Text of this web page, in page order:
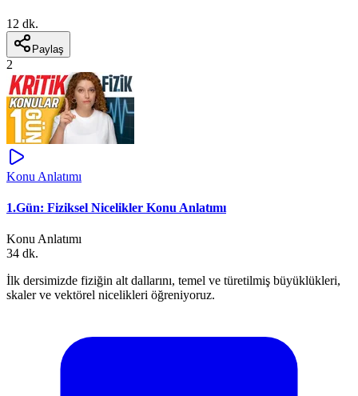
12 dk.
Paylaş
2
Konu Anlatımı
1.Gün: Fiziksel Nicelikler Konu Anlatımı
Konu Anlatımı
34 dk.
İlk dersimizde fiziğin alt dallarını, temel ve türetilmiş büyüklükleri,
skaler ve vektörel nicelikleri öğreniyoruz.